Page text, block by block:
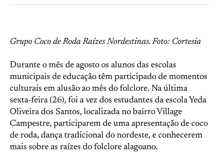
Grupo Coco de Roda Raízes Nordestinas. Foto: Cortesia
Durante o mês de agosto os alunos das escolas
municipais de educação têm participado de momentos
culturais em alusão ao mês do folclore. Na última
sexta-feira (26), foi a vez dos estudantes da escola Yeda
Oliveira dos Santos, localizada no bairro Village
Campestre, participarem de uma apresentação de coco
de roda, dança tradicional do nordeste, e conhecerem
mais sobre as raízes do folclore alagoano.